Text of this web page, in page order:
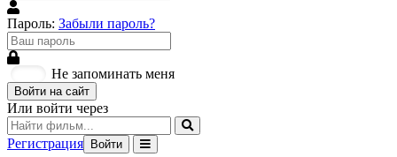
Пароль: Забыли пароль?
Не запоминать меня
Войти на сайт
Или войти через
Регистрация Войти